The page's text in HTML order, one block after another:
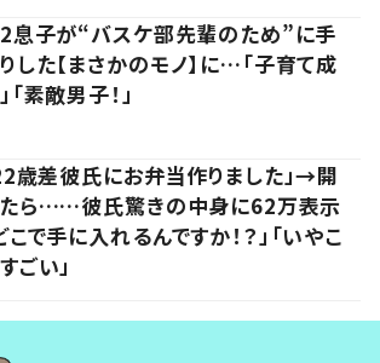
息子が“バスケ部先輩のため”に手
した【まさかのモノ】に…「子育て成
「素敵男子！」
歳差彼氏にお弁当作りました」→開
ら……彼氏驚きの中身に62万表示
こで手に入れるんですか！？」「いやこ
ごい」